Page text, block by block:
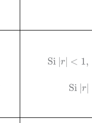
Si |r| < 1,
Si |r|
Si |r